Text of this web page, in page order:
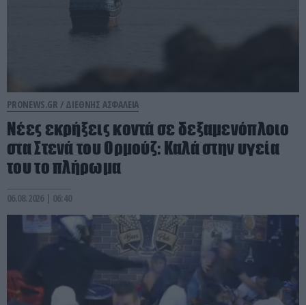
PRONEWS.GR / ΔΙΕΘΝΗΣ ΑΣΦΑΛΕΙΑ
Νέες εκρήξεις κοντά σε δεξαμενόπλοιο
στα Στενά του Ορμούζ: Καλά στην υγεία
του το πλήρωμα
06.08.2026 | 06:40